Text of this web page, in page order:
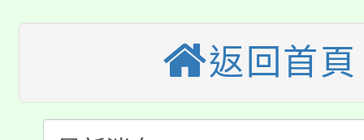
《TA101》溝通分析基
程，歡迎學生輔導中心
心理、諮商輔導、社會
縣市「校園短影音徵
門員」簡章及活動海報
桃園市115學年度學生
要點
115年度「教育部表揚
返回首頁